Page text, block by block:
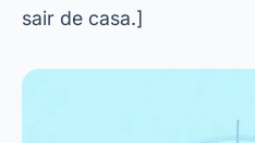
sair de casa.]